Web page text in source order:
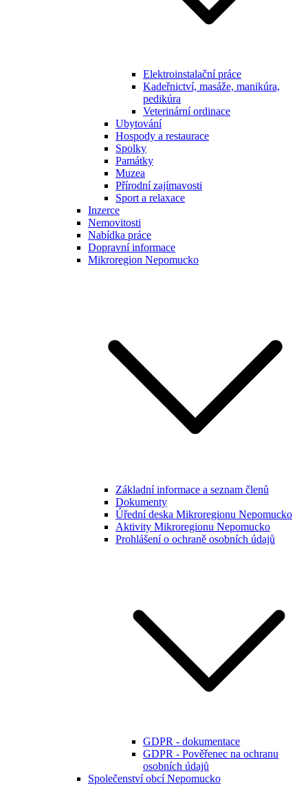
Elektroinstalační práce
Kadeřnictví, masáže, manikúra,
pedikúra
Veterinární ordinace
Ubytování
Hospody a restaurace
Spolky
Památky
Muzea
Přírodní zajímavosti
Sport a relaxace
Inzerce
Nemovitosti
Nabídka práce
Dopravní informace
Mikroregion Nepomucko
Základní informace a seznam členů
Dokumenty
Úřední deska Mikroregionu Nepomucko
Aktivity Mikroregionu Nepomucko
Prohlášení o ochraně osobních údajů
GDPR - dokumentace
GDPR - Pověřenec na ochranu
osobních údajů
Společenství obcí Nepomucko